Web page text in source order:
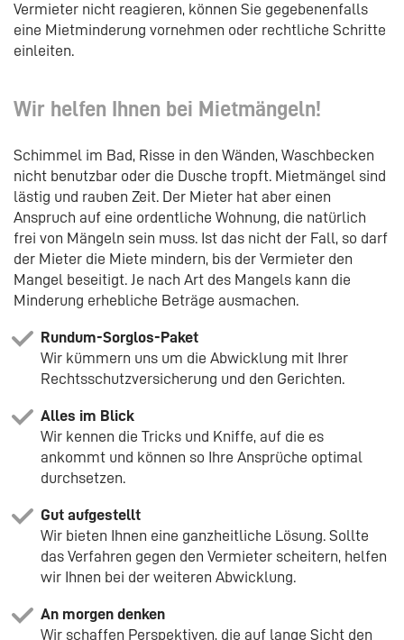
Vermieter nicht reagieren, können Sie gegebenenfalls
eine Mietminderung vornehmen oder rechtliche Schritte
einleiten.
Wir helfen Ihnen bei Mietmängeln!
Schimmel im Bad, Risse in den Wänden, Waschbecken
nicht benutzbar oder die Dusche tropft. Mietmängel sind
lästig und rauben Zeit. Der Mieter hat aber einen
Anspruch auf eine ordentliche Wohnung, die natürlich
frei von Mängeln sein muss. Ist das nicht der Fall, so darf
der Mieter die Miete mindern, bis der Vermieter den
Mangel beseitigt. Je nach Art des Mangels kann die
Minderung erhebliche Beträge ausmachen.
Rundum-Sorglos-Paket
Wir kümmern uns um die Abwicklung mit Ihrer
Rechtsschutzversicherung und den Gerichten.
Alles im Blick
Wir kennen die Tricks und Kniffe, auf die es
ankommt und können so Ihre Ansprüche optimal
durchsetzen.
Gut aufgestellt
Wir bieten Ihnen eine ganzheitliche Lösung. Sollte
das Verfahren gegen den Vermieter scheitern, helfen
wir Ihnen bei der weiteren Abwicklung.
An morgen denken
Wir schaffen Perspektiven, die auf lange Sicht den